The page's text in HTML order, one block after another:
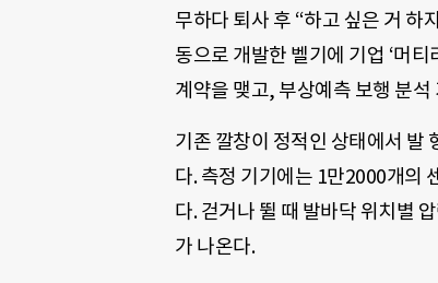
무하다 퇴사 후 “하고 싶은 거 하
동으로 개발한 벨기에 기업 ‘머
계약을 맺고, 부상예측 보행 분
기존 깔창이 정적인 상태에서 발
다. 측정 기기에는 1만2000개의
다. 걷거나 뛸 때 발바닥 위치별
가 나온다.